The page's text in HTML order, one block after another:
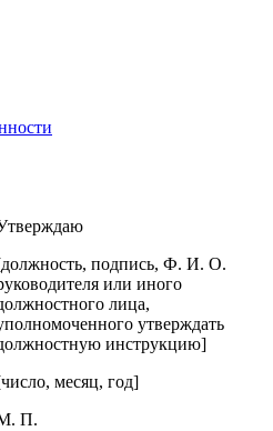
подпись, Ф. И. О.
или иного
лица,
утверждать
инструкцию]
месяц, год]
П.